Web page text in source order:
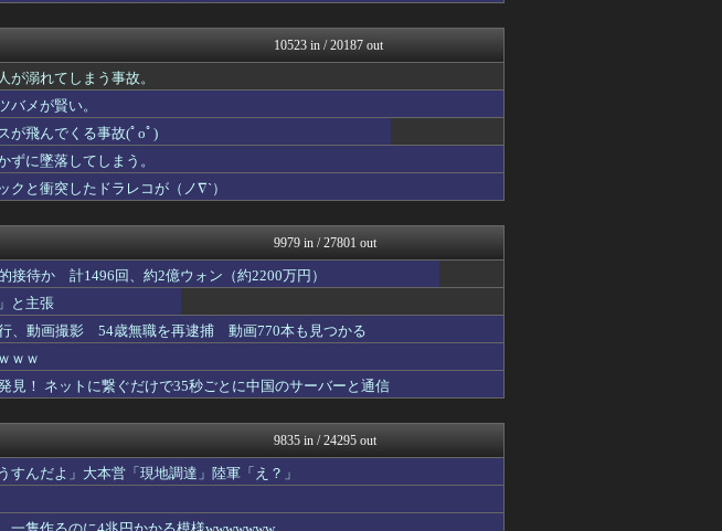
じゃないですか？」という...
オレ的ゲーム速報＠刃
輔氏が共同代表へ
アルファルファモザイク＠ネ...
プロデューサーさんっ！SS...
6700万人 総視聴...
WorldFootball...
知られなくてもいい、と...
ために入っていの？って聞...
キニ速
ウマ娘うまぴょい速報
で実施→ユー...
に当たってもノーダメージ... モンハンまとめ速報【モンハ...
10523 in / 20187 out
が溺れてしまう事故。
バメが賢い。
が飛んでくる事故(ﾟoﾟ)
ずに墜落してしまう。
クと衝突したドラレコが（ノ∇`）
9979 in / 27801 out
接待か 計1496回、約2億ウォン（約2200万円）
と主張
、動画撮影 54歳無職を再逮捕 動画770本も見つかる
ｗｗ
見！ ネットに繋ぐだけで35秒ごとに中国のサーバーと通信
9835 in / 24295 out
んだよ」大本営「現地調達」陸軍「え？」